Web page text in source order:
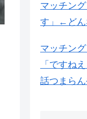
マッチン
す」←どん
マッチン
「ですね
話つまらん